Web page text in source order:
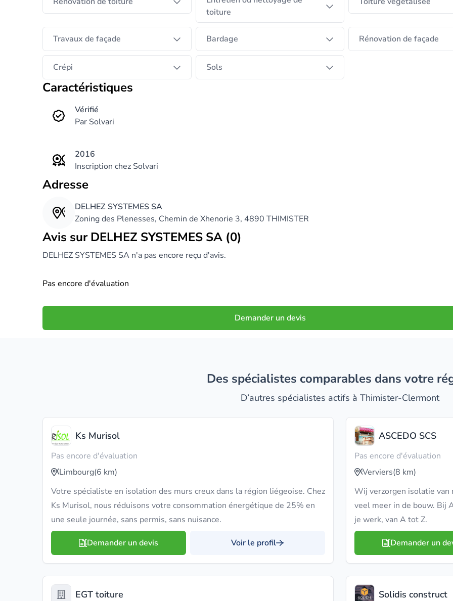
toiture
Travaux de façade Bardage Rénovation de façade
Crépi Sols
Caractéristiques
Vérifié
Par Solvari
2016
Inscription chez Solvari
Adresse
DELHEZ SYSTEMES SA
Zoning des Plenesses, Chemin de Xhenorie 3, 4890 THIMISTER
Avis sur DELHEZ SYSTEMES SA (0)
DELHEZ SYSTEMES SA n'a pas encore reçu d'avis.
Pas encore d'évaluation
Demander un devis
Des spécialistes comparables dans votre
D’autres spécialistes actifs à Thimister-Clermont
Ks Murisol
Pas encore d'évaluation
Limbourg(6 km)
Votre spécialiste en isolation des murs creux dans la région liégeoise. Chez
Ks Murisol, nous réduisons votre consommation énergétique de 25% en
une seule journée, sans permis, sans nuisance.
Demander un devis Voir le profil
ASCEDO SCS
Pas encore d'évaluation
Verviers(8 km)
Wij verzorgen isolatie van
veel meer in de bouw. Bij
je werk, van A tot Z.
Demander un
EGT toiture Solidis construct